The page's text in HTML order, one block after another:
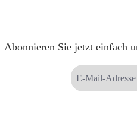
Abonnieren Sie jetzt einfach
E-
Mail-